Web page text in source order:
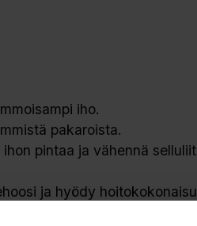
iho.
pakaroista.
pintaa ja vähennä
ja hyödy